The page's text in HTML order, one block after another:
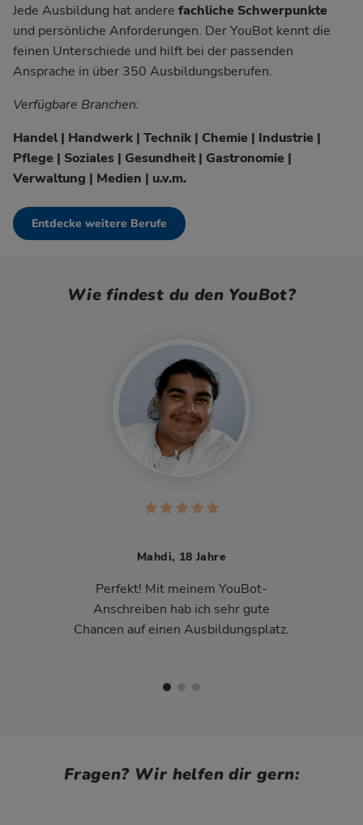
Jede Ausbildung hat andere fachliche Schwerpunkte
und persönliche Anforderungen. Der YouBot kennt die
feinen Unterschiede und hilft bei der passenden
Ansprache in über 350 Ausbildungsberufen.
Verfügbare Branchen:
Handel | Handwerk | Technik | Chemie | Industrie |
Pflege | Soziales | Gesundheit | Gastronomie |
Verwaltung | Medien | u.v.m.
Entdecke weitere Berufe
Wie findest du den YouBot?
Mahdi, 18 Jahre
Perfekt! Mit meinem YouBot-
Anschreiben hab ich sehr gute
Chancen auf einen Ausbildungsplatz.
Fragen? Wir helfen dir gern: